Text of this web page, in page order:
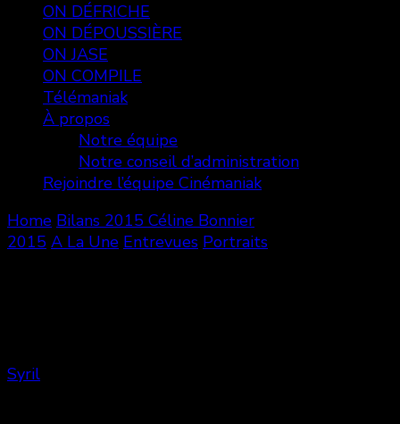
ON DÉFRICHE
ON DÉPOUSSIÈRE
ON JASE
ON COMPILE
Télémaniak
À propos
Notre équipe
Notre conseil d’administration
Rejoindre l’équipe Cinémaniak
Home Bilans 2015 Céline Bonnier
2015 A La Une Entrevues Portraits
Syril